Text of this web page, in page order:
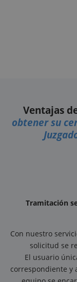
Ventajas
obtener su
Tramitación
Con nuestro
solicitud se
El usuario
correspondiente y